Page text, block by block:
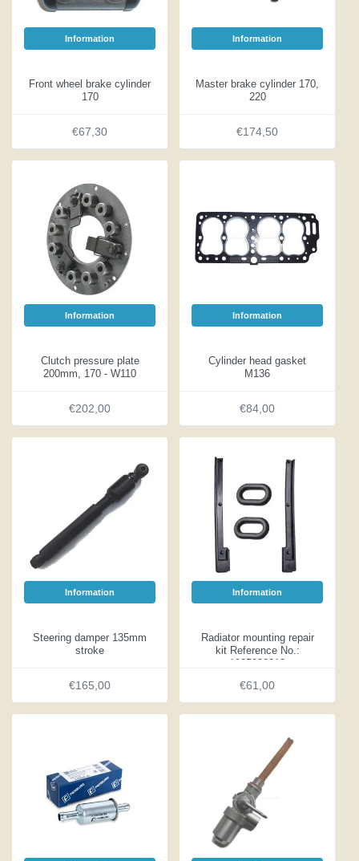
Information
Front wheel brake cylinder
170
€67,30
Information
Master brake cylinder 170,
220
€174,50
Information
Clutch pressure plate
200mm, 170 - W110
€202,00
Information
Cylinder head gasket
M136
€84,00
Information
Steering damper 135mm
stroke
€165,00
Information
Radiator mounting repair
kit Reference No.:
1085000012
€61,00